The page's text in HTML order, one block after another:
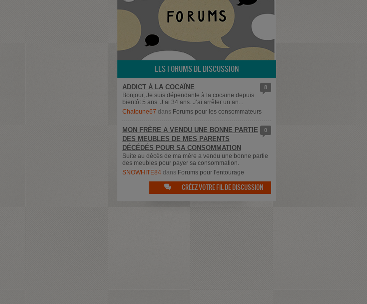
LES FORUMS DE DISCUSSION
8
ADDICT À LA COCAÏNE
Bonjour, Je suis dépendante à la cocaïne depuis
bientôt 5 ans. J’ai 34 ans. J’ai arrêter un an...
Chatoune67 dans Forums pour les consommateurs
0
MON FRÈRE A VENDU UNE BONNE PARTIE
DES MEUBLES DE MES PARENTS
DÉCÉDÉS POUR SA CONSOMMATION
Suite au décès de ma mère a vendu une bonne partie
des meubles pour payer sa consommation.
SNOWHITE84dans Forums pour l'entourage
 CRÉEZ VOTRE FIL DE DISCUSSION